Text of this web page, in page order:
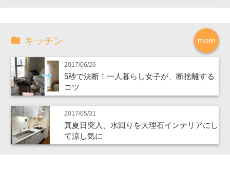
more
キッチン
2017/06/26
5秒で決断！一人暮らし女子が、断捨離する
コツ
2017/05/31
真夏日突入、水回りを大理石インテリアにし
て涼し気に